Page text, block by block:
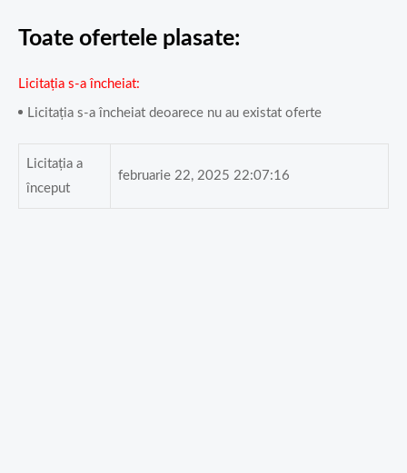
Toate ofertele plasate:
Licitația s-a încheiat
Licitația s-a încheiat deoarece nu au existat oferte
Licitația a
început
februarie 22, 2025 22:07:16